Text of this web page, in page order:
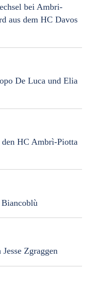
bei Ambri-
aus dem HC Davos
De Luca und Elia
HC Ambrì-Piotta
Zgraggen